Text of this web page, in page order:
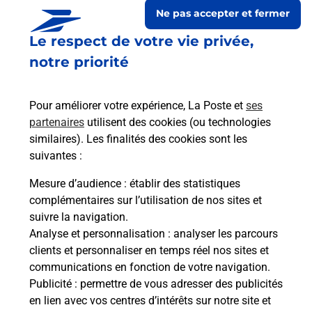
Le respect de votre vie privée,
notre priorité
Pour améliorer votre expérience, La Poste et ses
partenaires utilisent des cookies (ou technologies
similaires). Les finalités des cookies sont les
suivantes :
Mesure d’audience : établir des statistiques
complémentaires sur l’utilisation de nos sites et
suivre la navigation.
Analyse et personnalisation : analyser les parcours
clients et personnaliser en temps réel nos sites et
communications en fonction de votre navigation.
Publicité : permettre de vous adresser des publicités
en lien avec vos centres d’intérêts sur notre site et
Ne pas accepter et fermer
Prochaine collecte du courrierlundià 09h00
21 Rue Du Village
65130 Laborde
Itinéraire
Le lien s'ouvre dans un nouvel onglet